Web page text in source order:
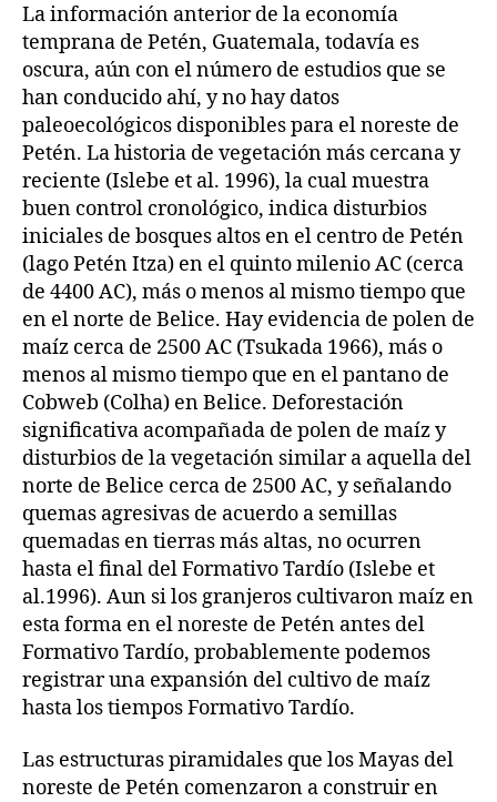
La información anterior de la economía
temprana de Petén, Guatemala, todavía es
oscura, aún con el número de estudios que se
han conducido ahí, y no hay datos
paleoecológicos disponibles para el noreste de
Petén. La historia de vegetación más cercana y
reciente (Islebe et al. 1996), la cual muestra
buen control cronológico, indica disturbios
iniciales de bosques altos en el centro de Petén
(lago Petén Itza) en el quinto milenio AC (cerca
de 4400 AC), más o menos al mismo tiempo que
en el norte de Belice. Hay evidencia de polen de
maíz cerca de 2500 AC (Tsukada 1966), más o
menos al mismo tiempo que en el pantano de
Cobweb (Colha) en Belice. Deforestación
significativa acompañada de polen de maíz y
disturbios de la vegetación similar a aquella del
norte de Belice cerca de 2500 AC, y señalando
quemas agresivas de acuerdo a semillas
quemadas en tierras más altas, no ocurren
hasta el final del Formativo Tardío (Islebe et
al.1996). Aun si los granjeros cultivaron maíz en
esta forma en el noreste de Petén antes del
Formativo Tardío, probablemente podemos
registrar una expansión del cultivo de maíz
hasta los tiempos Formativo Tardío.
Las estructuras piramidales que los Mayas del
noreste de Petén comenzaron a construir en